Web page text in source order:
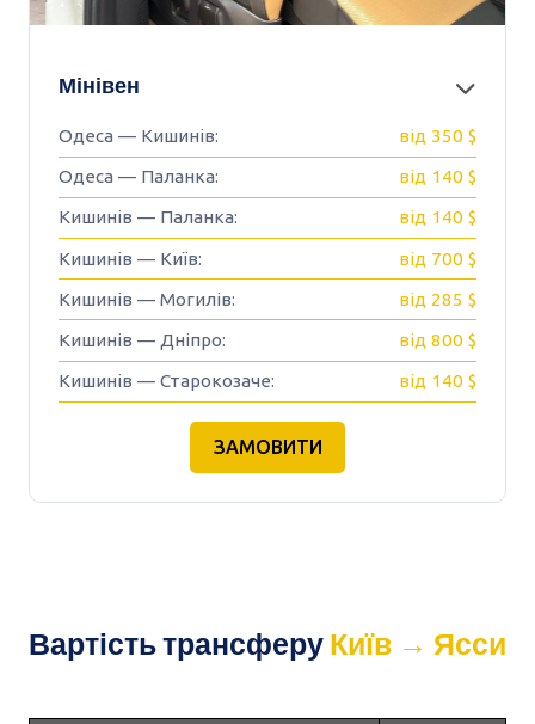
Мінівен
Одеса — Кишинів: від 350 $
Одеса — Паланка: від 140 $
Кишинів — Паланка: від 140 $
Кишинів — Київ: від 700 $
Кишинів — Могилів: від 285 $
Кишинів — Дніпро: від 800 $
Кишинів — Старокозаче: від 140 $
ЗАМОВИТИ
Вартість трансферу Київ → Ясси